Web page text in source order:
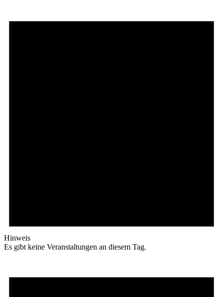
Hinweis
Es gibt keine Veranstaltungen an diesem Tag.